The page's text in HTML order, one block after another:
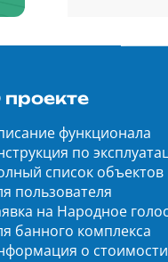
проекте
функционала
по
список объектов
пользователя
на Народное
банного комплекса
о стоимости